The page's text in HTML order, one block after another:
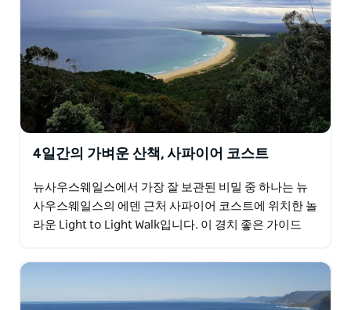
4일간의 가벼운 산책, 사파이어 코스트
뉴사우스웨일스에서 가장 잘 보관된 비밀 중 하나는 뉴
사우스웨일스의 에덴 근처 사파이어 코스트에 위치한 놀
라운 Light to Light Walk입니다. 이 경치 좋은 가이드